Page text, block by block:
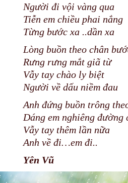
Người đi vội vàng qua
Tiễn em chiều phai nắng
Từng bước xa ..dần xa
Lòng buồn theo chân
Rưng rưng mắt giã từ
Vẫy tay chào ly biệt
Người về dấu niềm đau
Anh đứng buồn trông
Dáng em nghiêng đường
Vẫy tay thêm lần nữa
Anh về đi…em đi..
Yên Vũ